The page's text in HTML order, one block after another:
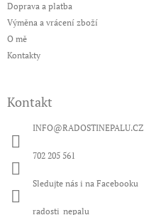
Doprava a platba
Výměna a vrácení zboží
O mě
Kontakty
Kontakt
INFO@RADOSTINEPALU.CZ
702 205 561
Sledujte nás i na Facebooku
radosti_nepalu